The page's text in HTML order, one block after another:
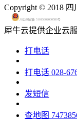
Copyright © 2018
川公网安备 51015602000580号
犀牛云提供企业云
打电话
打电话 028-
发短信
查地图